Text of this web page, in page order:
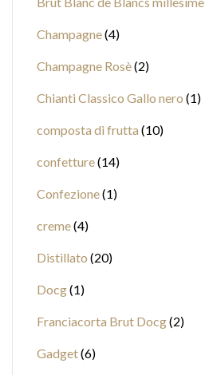
Champagne 4
Champagne Rosè 2
Chianti Classico Gallo nero 1
composta di frutta 10
confetture 14
Confezione 1
creme 4
Distillato 20
Docg 1
Franciacorta Brut Docg 2
Gadget 6